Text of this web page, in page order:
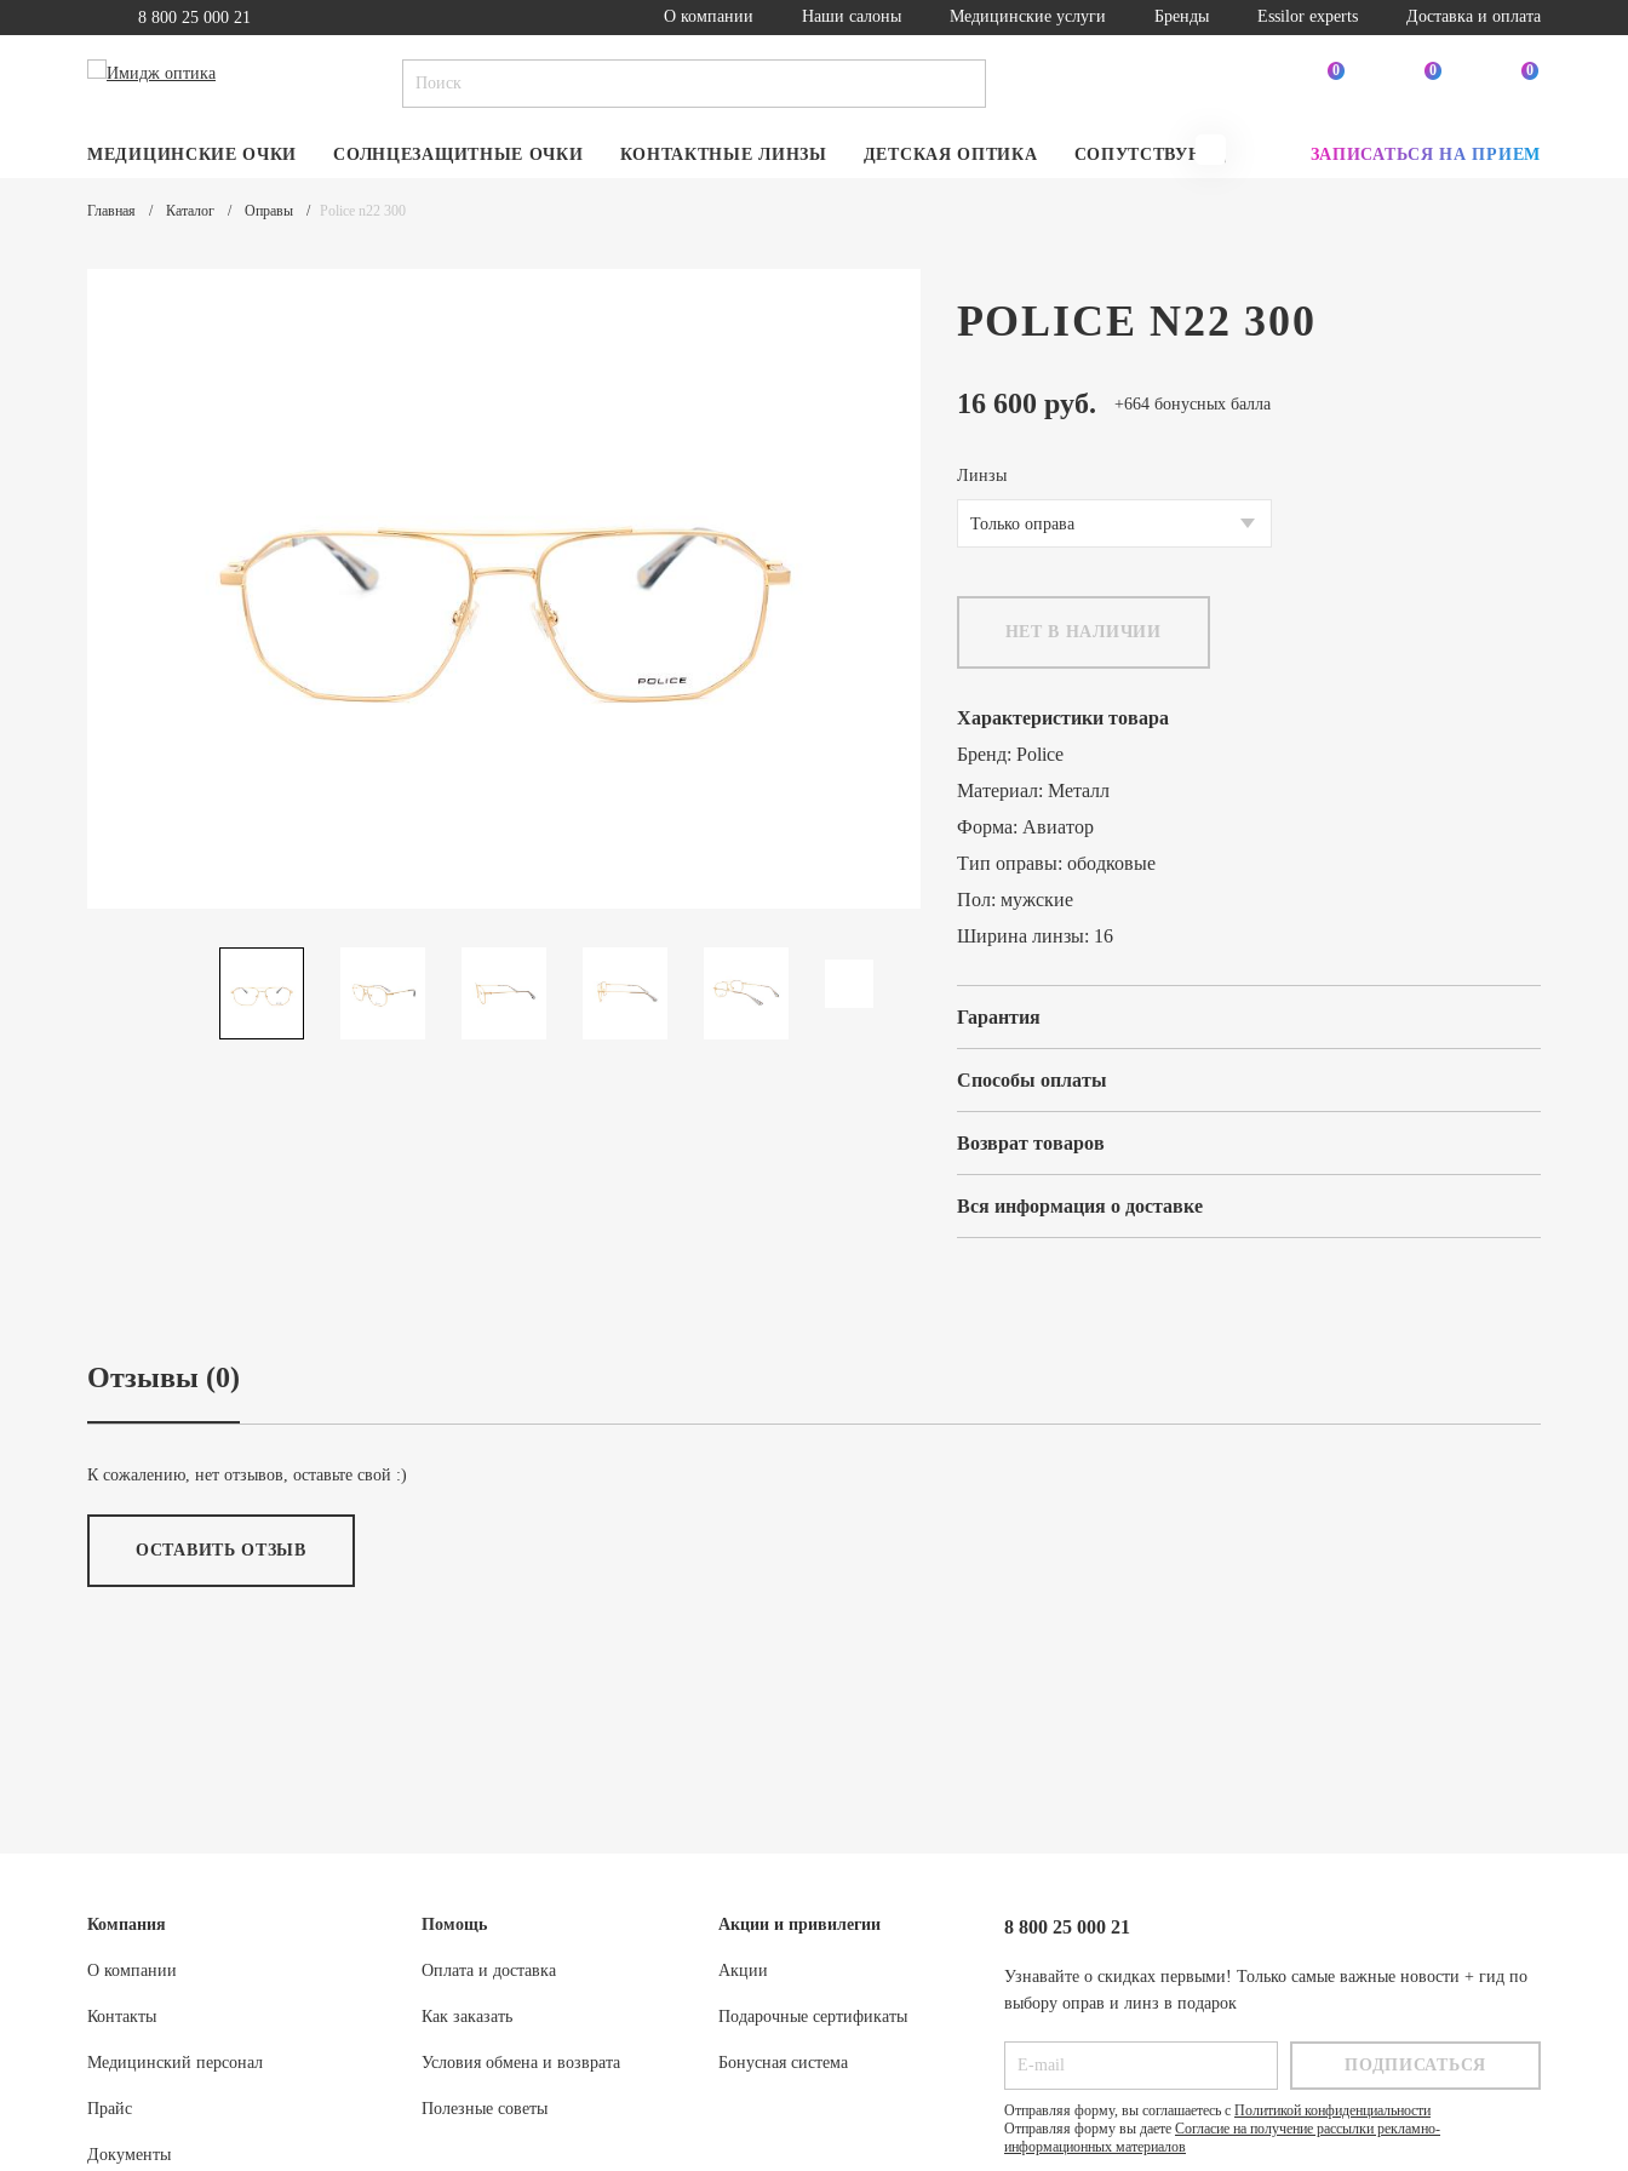
8 800 25 000 21 О компании Наши салоны Медицинские услуги Бренды Essilor experts Доставка и оплата
0 0 0
МЕДИЦИНСКИЕ ОЧКИ СОЛНЦЕЗАЩИТНЫЕ ОЧКИ КОНТАКТНЫЕ ЛИНЗЫ ДЕТСКАЯ ОПТИКА СОПУТСТВУЮЩИЕ ТОВАРЫ SALE
ЗАПИСАТЬСЯ НА ПРИЕМ
Главная Каталог Оправы Police n22 300
POLICE N22 300
16 600 руб. +664 бонусных балла
Линзы
Только оправа
НЕТ В НАЛИЧИИ
Характеристики товара
Бренд: Police
Материал: Металл
Форма: Авиатор
Тип оправы: ободковые
Пол: мужские
Ширина линзы: 16
Гарантия
Способы оплаты
Возврат товаров
Вся информация о доставке
Отзывы (0)
К сожалению, нет отзывов, оставьте свой :)
ОСТАВИТЬ ОТЗЫВ
Компания
О компании
Контакты
Медицинский персонал
Прайс
Документы
Помощь
Оплата и доставка
Как заказать
Условия обмена и возврата
Полезные советы
Акции и привилегии
Акции
Подарочные сертификаты
Бонусная система
8 800 25 000 21
Узнавайте о скидках первыми! Только самые важные новости + гид по
выбору оправ и линз в подарок
Отправляя форму, вы соглашаетесь с Политикой конфиденциальности
Отправляя форму вы даете Согласие на получение рассылки рекламно-
информационных материалов